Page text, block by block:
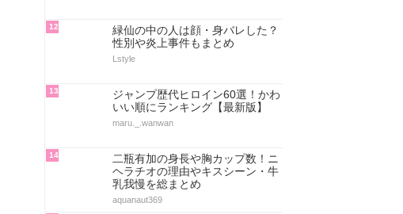
12
緑仙の中の人は顔・身バレした？
性別や炎上事件もまとめ
Lstyle
13
ジャンプ歴代ヒロイン60選！かわ
いい順にランキング【最新版】
maru._.wanwan
14
二瓶有加の身長や胸カップ数！ニ
ヘラチオの理由やキスシーン・牛
乳我慢を総まとめ
aquanaut369